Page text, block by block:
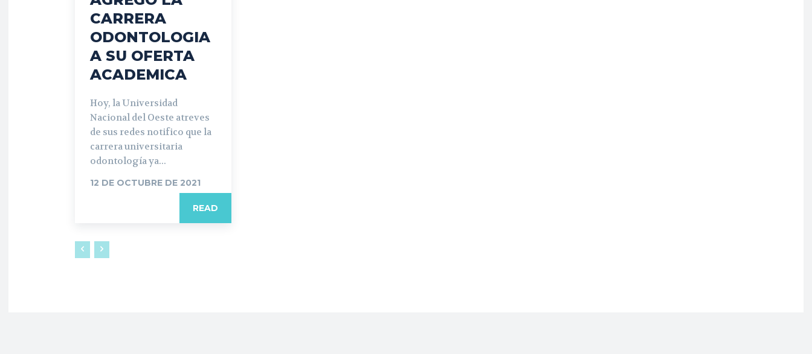
CARRERA
ODONTOLOGIA
A SU OFERTA
ACADEMICA
Hoy, la Universidad
Nacional del Oeste atreves
de sus redes notifico que la
carrera universitaria
odontología ya...
12 DE OCTUBRE DE 2021
READ